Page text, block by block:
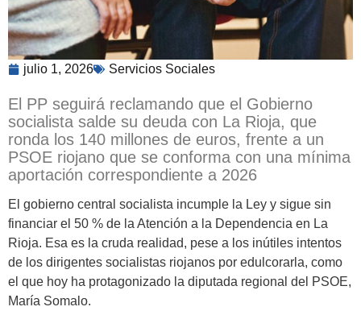
julio 1, 2026 Servicios Sociales
El PP seguirá reclamando que el Gobierno
socialista salde su deuda con La Rioja, que
ronda los 140 millones de euros, frente a un
PSOE riojano que se conforma con una mínima
aportación correspondiente a 2026
El gobierno central socialista incumple la Ley y sigue sin
financiar el 50 % de la Atención a la Dependencia en La
Rioja. Esa es la cruda realidad, pese a los inútiles intentos
de los dirigentes socialistas riojanos por edulcorarla, como
el que hoy ha protagonizado la diputada regional del PSOE,
María Somalo.